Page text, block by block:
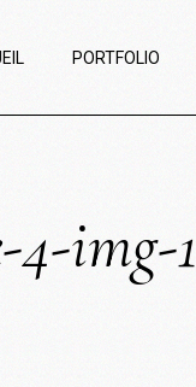
PORTFOLIO
img-1